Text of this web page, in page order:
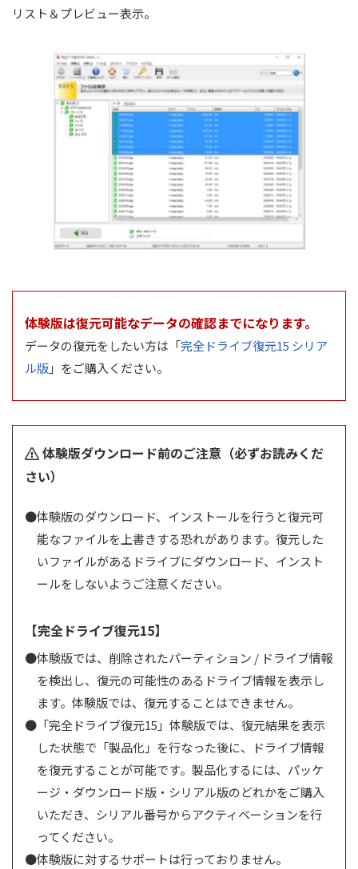
リスト＆プレビュー表示。
体験版は復元可能なデータの確認までになります。
データの復元をしたい方は「完全ドライブ復元15 シリア
ル版」をご購入ください。
体験版ダウンロード前のご注意（必ずお読みくだ
さい）
体験版のダウンロード、インストールを行うと復元可
能なファイルを上書きする恐れがあります。復元した
いファイルがあるドライブにダウンロード、インスト
ールをしないようご注意ください。
【完全ドライブ復元15】
体験版では、削除されたパーティション / ドライブ情報
を検出し、復元の可能性のあるドライブ情報を表示し
ます。体験版では、復元することはできません。
「完全ドライブ復元15」体験版では、復元結果を表示
した状態で「製品化」を行なった後に、ドライブ情報
を復元することが可能です。製品化するには、パッケ
ージ・ダウンロード版・シリアル版のどれかをご購入
いただき、シリアル番号からアクティベーションを行
ってください。
体験版に対するサポートは行っておりません。